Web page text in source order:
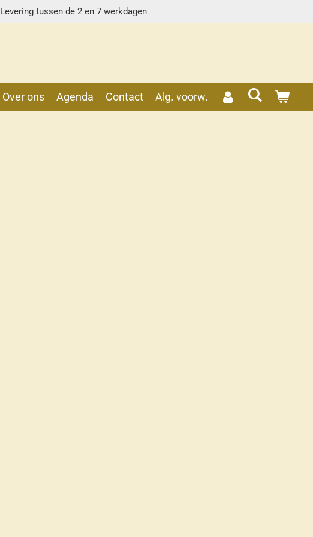
Levering tussen de 2 en 7 werkdagen
Over ons Agenda Contact Alg. voorw.